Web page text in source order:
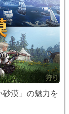
漠」の魅力を